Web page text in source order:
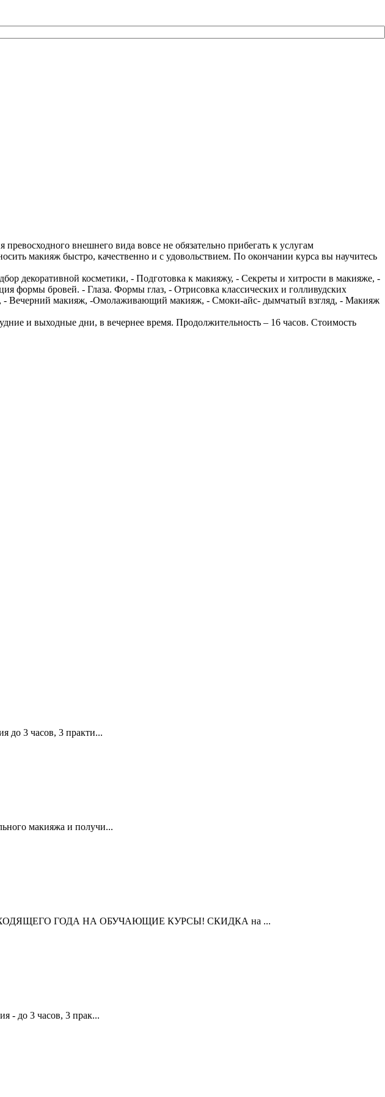
внешнего вида вовсе не обязательно прибегать к услугам
макияж быстро, качественно и с удовольствием. По окончании курса вы научитесь
декоративной косметики, - Подготовка к макияжу, - Секреты и хитрости в макияже, -
формы бровей. - Глаза. Формы глаз, - Отрисовка классических и голливудских
- Вечерний макияж, -Омолаживающий макияж, - Смоки-айс- дымчатый взгляд, - Макияж
и выходные дни, в вечернее время. Продолжительность – 16 часов. Стоимость
до 3 часов, 3 практи...
макияжа и получи...
ГОДА НА ОБУЧАЮЩИЕ КУРСЫ! СКИДКА на ...
- до 3 часов, 3 прак...